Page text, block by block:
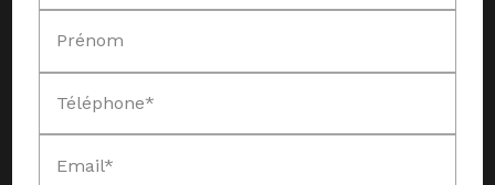
Prénom
Téléphone*
Email*